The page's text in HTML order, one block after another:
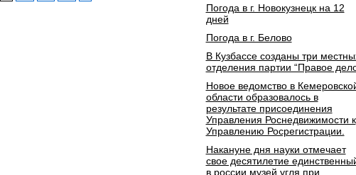
Погода в г. Новокузнецк на 12
дней
Погода в г. Белово
В Кузбассе созданы три
отделения партии “Правое
Новое ведомство в
области образовалось в
результате присоединения
Управления Роснедвижимости к
Управлению Росрегистрации.
Накануне дня науки отмечает
свое десятилетие
в россии музей угля при